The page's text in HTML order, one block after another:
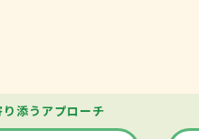
添うアプローチ